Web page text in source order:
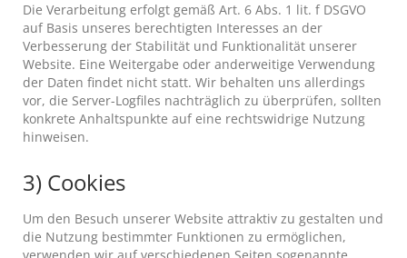
Die Verarbeitung erfolgt gemäß Art. 6 Abs. 1 lit. f DSGVO
auf Basis unseres berechtigten Interesses an der
Verbesserung der Stabilität und Funktionalität unserer
Website. Eine Weitergabe oder anderweitige Verwendung
der Daten findet nicht statt. Wir behalten uns allerdings
vor, die Server-Logfiles nachträglich zu überprüfen, sollten
konkrete Anhaltspunkte auf eine rechtswidrige Nutzung
hinweisen.
3) Cookies
Um den Besuch unserer Website attraktiv zu gestalten und
die Nutzung bestimmter Funktionen zu ermöglichen,